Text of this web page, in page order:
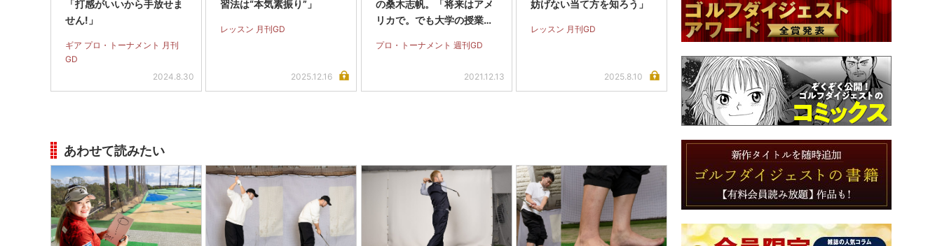
「打感がいいから手放せま
せん!」
ギア プロ・トーナメント 月刊
GD
2024.8.30
習法は“本気素振り”」
レッスン 月刊GD
2025.12.16
の桑木志帆。「将来はアメ
リカで。でも大学の授業に
プロ・トーナメント 週刊GD
2021.12.13
妨げない当て方を知ろう」
レッスン 月刊GD
2025.8.10
あわせて読みたい